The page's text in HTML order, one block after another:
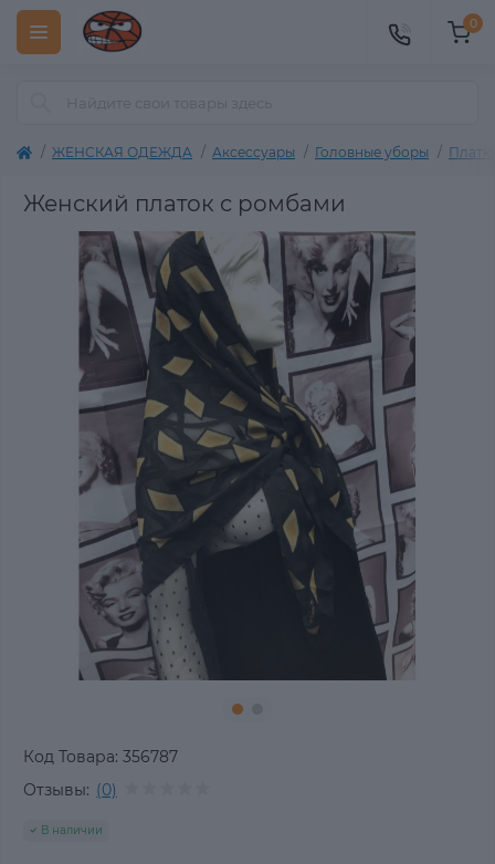
0
ЖЕНСКАЯ ОДЕЖДА Аксессуары Головные уборы
Женский платок с ромбами
Код Товара: 356787
Отзывы: (0)
В наличии